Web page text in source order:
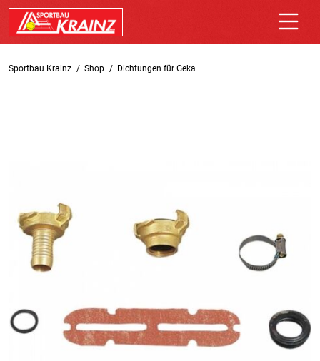
Sportbau Krainz Shop Dichtungen für Geka